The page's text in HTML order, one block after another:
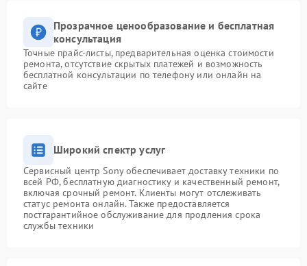
Прозрачное ценообразование и бесплатная
консультация
Точные прайс-листы, предварительная оценка стоимости
ремонта, отсутствие скрытых платежей и возможность
бесплатной консультации по телефону или онлайн на
сайте
Широкий спектр услуг
Сервисный центр Sony обеспечивает доставку техники по
всей РФ, бесплатную диагностику и качественный ремонт,
включая срочный ремонт. Клиенты могут отслеживать
статус ремонта онлайн. Также предоставляется
постгарантийное обслуживание для продления срока
службы техники